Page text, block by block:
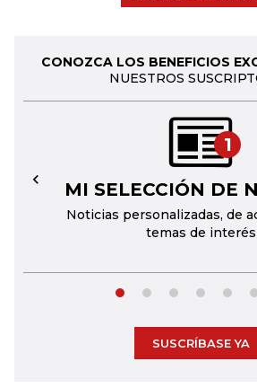
CONOZCA LOS BENEFICIOS
NUESTROS
1
MI SELECCIÓN DE
Noticias personalizadas, de
temas de interés
←
SUSCRÍBASE YA